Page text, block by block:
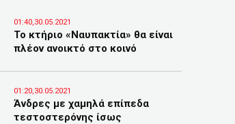
01:40,30.05.2021
Το κτήριο «Ναυπακτία» θα είναι
πλέον ανοικτό στο κοινό
01:20,30.05.2021
Άνδρες με χαμηλά επίπεδα
τεστοστερόνης ίσως